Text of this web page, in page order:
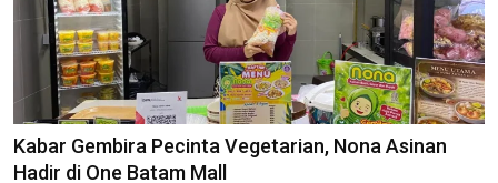
Kabar Gembira Pecinta Vegetarian, Nona Asinan
Hadir di One Batam Mall